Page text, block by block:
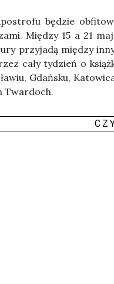
będzie
Mię­dzy 15 a 21
przy­ja­dą mię­dzy
cały tydzień o
Gdań­sku,
Twar­doch.